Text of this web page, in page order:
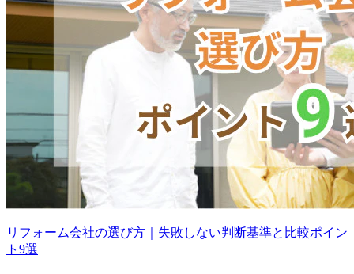
リフォーム会社の選び方｜失敗しない判断基準と比較ポイン
ト9選